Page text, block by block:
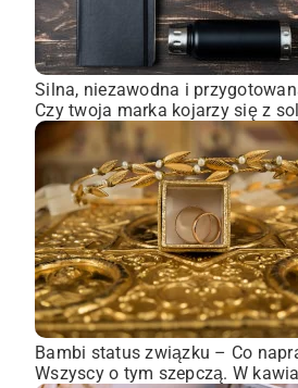
Silna, niezawodna i
Czy twoja marka kojarzy się z
Bambi status związku – Co
Wszyscy o tym szepczą. W